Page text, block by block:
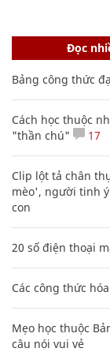
Đọc
Bảng công thức
Cách học thuộc
"thần chú"
17
Clip lột tả chân
mèo', người tinh
con
20 số điện thoại
Các công thức
Mẹo học thuộc
câu nói vui vẻ